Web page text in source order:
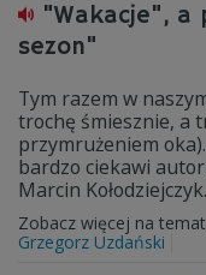
"Wakacje", a
sezon"
Tym razem w
trochę śmiesznie, a
przymrużeniem
bardzo ciekawi
Marcin Kołodziejczyk.
Zobacz więcej na
Grzegorz Uzdański